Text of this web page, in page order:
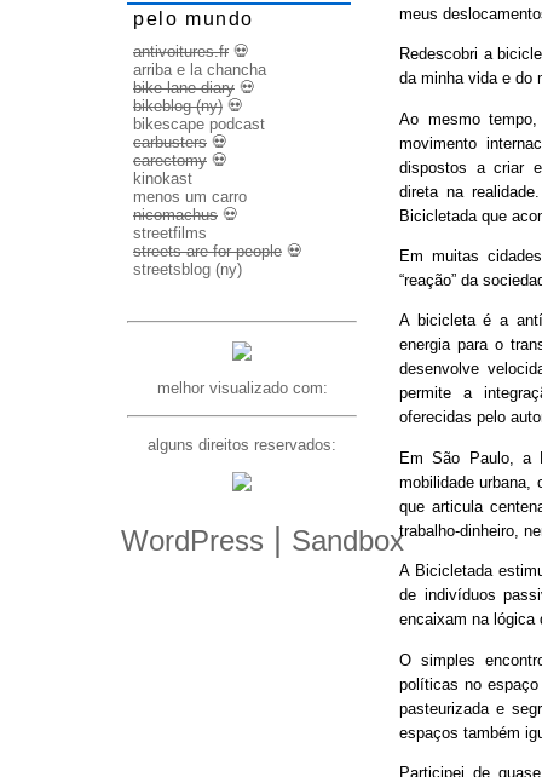
meus
Redescobri a
da minha vida e do
Ao mesmo
movimento
dispostos a criar
direta na
Bicicletada que
Em muitas
“reação” da
A bicicleta é a
energia para o
desenvolve
permite a
oferecidas pelo
Em São Paulo, a
mobilidade urbana,
que articula
trabalho-dinheiro,
A Bicicletada
de indivíduos
encaixam na lógica
O simples
políticas no
pasteurizada e
espaços também
Participei de
pelo mundo
antivoitures.fr 💀
arriba e la chancha
bike lane diary 💀
bikeblog (ny) 💀
bikescape podcast
carbusters 💀
carectomy 💀
kinokast
menos um carro
nicomachus 💀
streetfilms
streets are for people 💀
streetsblog (ny)
melhor visualizado com:
alguns direitos reservados:
WordPress Sandbox